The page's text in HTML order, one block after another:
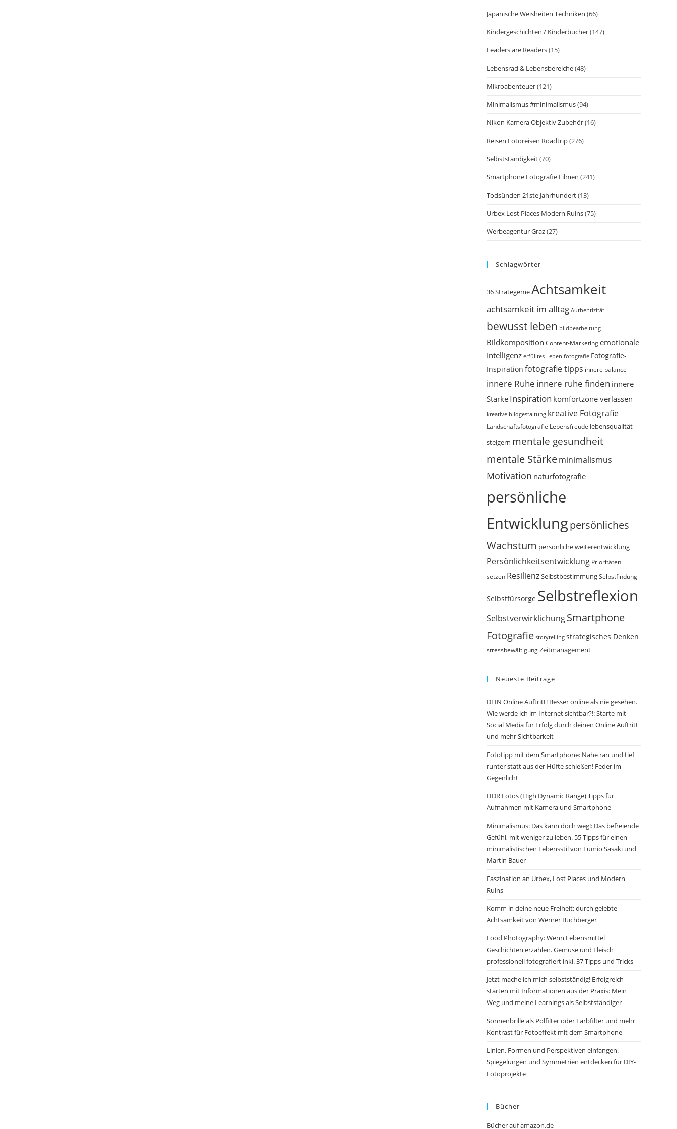
Japanische Weisheiten Techniken (66)
Kindergeschichten / Kinderbücher(147)
Leaders are Readers(15)
Lebensrad & Lebensbereiche(48)
Mikroabenteuer(121)
Minimalismus #minimalismus(94)
Nikon Kamera Objektiv Zubehör(16)
Reisen Fotoreisen Roadtrip(276)
Selbstständigkeit(70)
Smartphone Fotografie Filmen (241)
Todsünden 21ste Jahrhundert(13)
Urbex Lost Places Modern Ruins(75)
Werbeagentur Graz(27)
Schlagwörter
36 StrategemeAchtsamkeit
achtsamkeit im alltag Authentizität
bewusst leben bildbearbeitung
Bildkomposition Content-Marketingemotionale
Intelligenz erfülltes Leben fotografie Fotografie-
Inspiration fotografie tipps innere balance
innere Ruhe innere ruhe finden innere
Stärke Inspiration komfortzone verlassen
kreative bildgestaltung kreative Fotografie
Landschaftsfotografie Lebensfreude lebensqualität
steigern mentale gesundheit
mentale Stärkeminimalismus
Motivation naturfotografie
persönliche
Entwicklungpersönliches
Wachstum persönliche weiterentwicklung
Persönlichkeitsentwicklung Prioritäten
setzen ResilienzSelbstbestimmungSelbstfindung
Selbstfürsorge Selbstreflexion
SelbstverwirklichungSmartphone
Fotografie storytelling strategisches Denken
stressbewältigung Zeitmanagement
Neueste Beiträge
DEIN Online Auftritt! Besser online als nie gesehen.
Wie werde ich im Internet sichtbar?!: Starte mit
Social Media für Erfolg durch deinen Online Auftritt
und mehr Sichtbarkeit
Fototipp mit dem Smartphone: Nahe ran und tief
runter statt aus der Hüfte schießen! Feder im
Gegenlicht
HDR Fotos (High Dynamic Range) Tipps für
Aufnahmen mit Kamera und Smartphone
Minimalismus: Das kann doch weg!: Das befreiende
Gefühl, mit weniger zu leben. 55 Tipps für einen
minimalistischen Lebensstil von Fumio Sasaki und
Martin Bauer
Faszination an Urbex, Lost Places und Modern
Ruins
Komm in deine neue Freiheit: durch gelebte
Achtsamkeit von Werner Buchberger
Food Photography: Wenn Lebensmittel
Geschichten erzählen. Gemüse und Fleisch
professionell fotografiert inkl. 37 Tipps und Tricks
Jetzt mache ich mich selbstständig! Erfolgreich
starten mit Informationen aus der Praxis: Mein
Weg und meine Learnings als Selbstständiger
Sonnenbrille als Polfilter oder Farbfilter und mehr
Kontrast für Fotoeffekt mit dem Smartphone
Linien, Formen und Perspektiven einfangen.
Spiegelungen und Symmetrien entdecken für DIY-
Fotoprojekte
Bücher
Bücher auf amazon.de